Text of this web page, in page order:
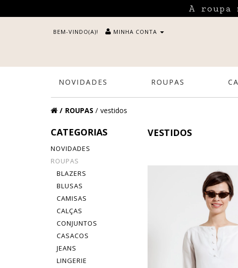
A
BEM-VINDO(A)! MINHA CONTA
NOVIDADES ROUPAS
ROUPAS vestidos
CATEGORIAS
NOVIDADES
ROUPAS
BLAZERS
BLUSAS
CAMISAS
CALÇAS
CONJUNTOS
CASACOS
JEANS
LINGERIE
VESTIDOS